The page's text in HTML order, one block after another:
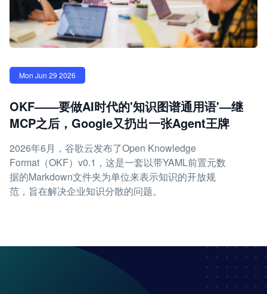
Mon Jun 29 2026
OKF——要做AI时代的'知识图谱通用语'—继
MCP之后，Google又扔出一张Agent王牌
2026年6月，谷歌云发布了Open Knowledge
Format（OKF）v0.1，这是一套以带YAML前置元数
据的Markdown文件夹为单位来表示知识的开放规
范，旨在解决企业知识分散的问题。